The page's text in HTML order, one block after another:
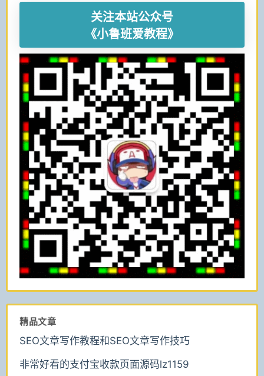
关注本站公众号
《小鲁班爱教程》
精品文章
SEO文章写作教程和SEO文章写作技巧
非常好看的支付宝收款页面源码lz1159